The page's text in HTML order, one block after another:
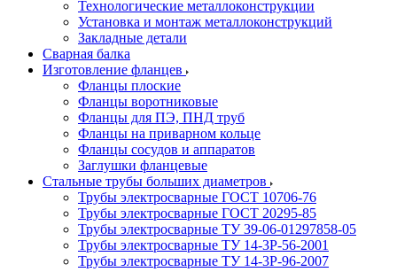
Технологические металлоконструкции
Установка и монтаж металлоконструкций
Закладные детали
Сварная балка
Изготовление фланцев
Фланцы плоские
Фланцы воротниковые
Фланцы для ПЭ, ПНД труб
Фланцы на приварном кольце
Фланцы сосудов и аппаратов
Заглушки фланцевые
Стальные трубы больших диаметров
Трубы электросварные ГОСТ 10706-76
Трубы электросварные ГОСТ 20295-85
Трубы электросварные ТУ 39-06-01297858-05
Трубы электросварные ТУ 14-3Р-56-2001
Трубы электросварные ТУ 14-3Р-96-2007